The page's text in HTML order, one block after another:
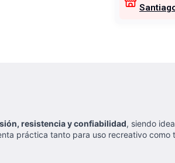
resistencia y confiabilidad, siendo
práctica tanto para uso recreativo como